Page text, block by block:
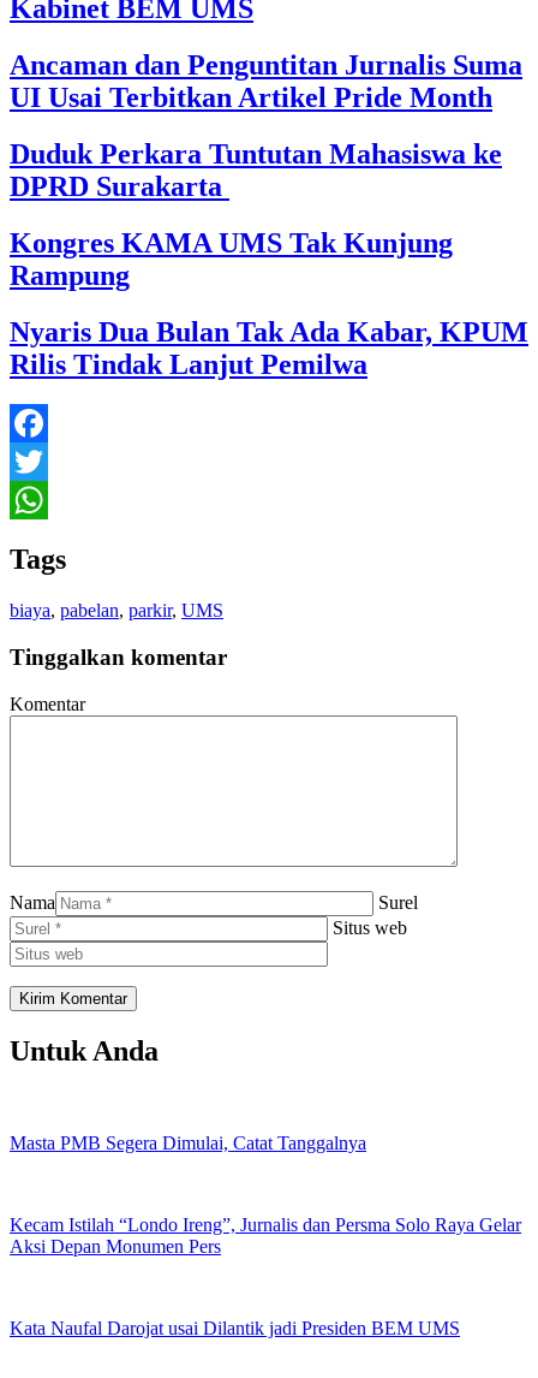
Kabinet BEM UMS
Ancaman dan Penguntitan Jurnalis Suma
UI Usai Terbitkan Artikel Pride Month
Duduk Perkara Tuntutan Mahasiswa ke
DPRD Surakarta
Kongres KAMA UMS Tak Kunjung
Rampung
Nyaris Dua Bulan Tak Ada Kabar, KPUM
Rilis Tindak Lanjut Pemilwa
Facebook
Twitter
Tags
biaya, pabelan, parkir, UMS
Tinggalkan komentar
Komentar
Nama
Surel
Situs web
Untuk Anda
Masta PMB Segera Dimulai, Catat Tanggalnya
Kecam Istilah “Londo Ireng”, Jurnalis dan Persma Solo Raya Gelar
Aksi Depan Monumen Pers
Kata Naufal Darojat usai Dilantik jadi Presiden BEM UMS